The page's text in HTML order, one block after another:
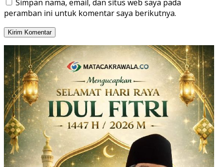
Simpan nama, email, dan situs web saya pada
peramban ini untuk komentar saya berikutnya.